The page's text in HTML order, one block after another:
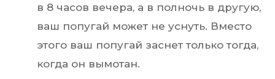
в 8 часов вечера, а в полночь в другую,
ваш попугай может не уснуть. Вместо
этого ваш попугай заснет только тогда,
когда он вымотан.